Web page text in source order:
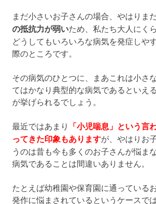
まだ小さいお子さんの場合、やはりま
の抵抗力が弱いため、私たち大人にく
どうしてもいろいろな病気を発症しや
際のところです。
その病気のひとつに、まあこれは小さ
てはかなり典型的な病気であるといえ
が挙げられるでしょう。
最近ではあまり
「小児喘息」という言
ってきた印象もありますが、やはりお
うのは昔も今も多くのお子さんが悩ま
病気であることは間違いありません。
たとえば幼稚園や保育園に通っている
発作に悩まされているというケースでは